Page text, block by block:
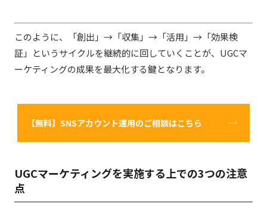
このように、「創出」→「収集」→「活用」→「効果検
証」というサイクルを継続的に回していくことが、UGCマ
ーケティングの成果を最大化する鍵となります。
【無料】SNSアカウント運用のご相談はこちら
UGCマーケティングを実施する上での3つの注意
点